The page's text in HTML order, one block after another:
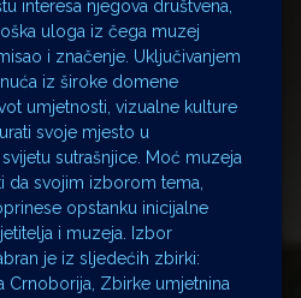
interesa njegova društvena,
uloga iz čega muzej
i značenje. Uključivanjem
iz široke domene
umjetnosti, vizualne kulture
svoje mjesto u
sutrašnjice. Moć muzeja
da svojim izborom tema,
opstanku inicijalne
i muzeja. Izbor
je iz sljedećih zbirki:
Crnoborija, Zbirke umjetnina